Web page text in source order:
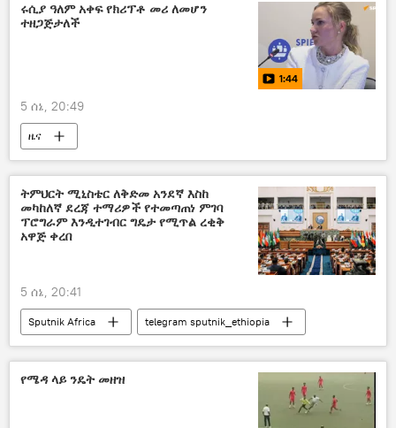
ሩሲያ ዓለም አቀፍ የክሪፕቶ መሪ ለመሆን
ተዘጋጅታለች
1:44
5 ሰኔ, 20:49
ዜና
ትምህርት ሚኒስቴር ለቅድመ አንደኛ እስከ
መካከለኛ ደረጃ ተማሪዎች የተመጣጠነ ምገባ
ፕሮግራም እንዲተገብር ግዴታ የሚጥል ረቂቅ
አዋጅ ቀረበ
5 ሰኔ, 20:41
Sputnik Africa telegram sputnik_ethiopia
የሜዳ ላይ ንዴት መዘዝ